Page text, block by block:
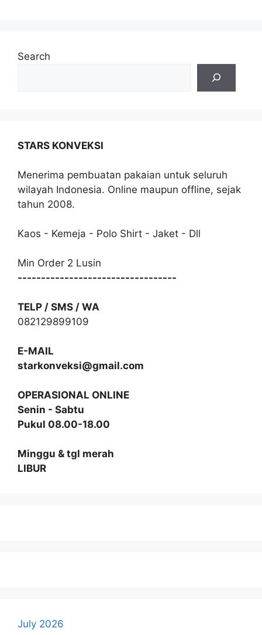
Search
STARS KONVEKSI
Menerima pembuatan pakaian untuk seluruh
wilayah Indonesia. Online maupun offline, sejak
tahun 2008.
Kaos - Kemeja - Polo Shirt - Jaket - Dll
Min Order 2 Lusin
----------------------------------
TELP / SMS / WA
082129899109
E-MAIL
starkonveksi@gmail.com
OPERASIONAL ONLINE
Senin - Sabtu
Pukul 08.00-18.00
Minggu & tgl merah
LIBUR
July 2026